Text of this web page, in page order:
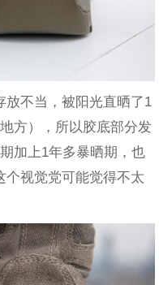
放不当，被阳光直晒了1
方），所以胶底部分发
加上1年多暴晒期，也
个视觉党可能觉得不太